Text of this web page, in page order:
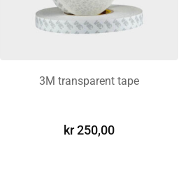
3M transparent tape
kr250,00